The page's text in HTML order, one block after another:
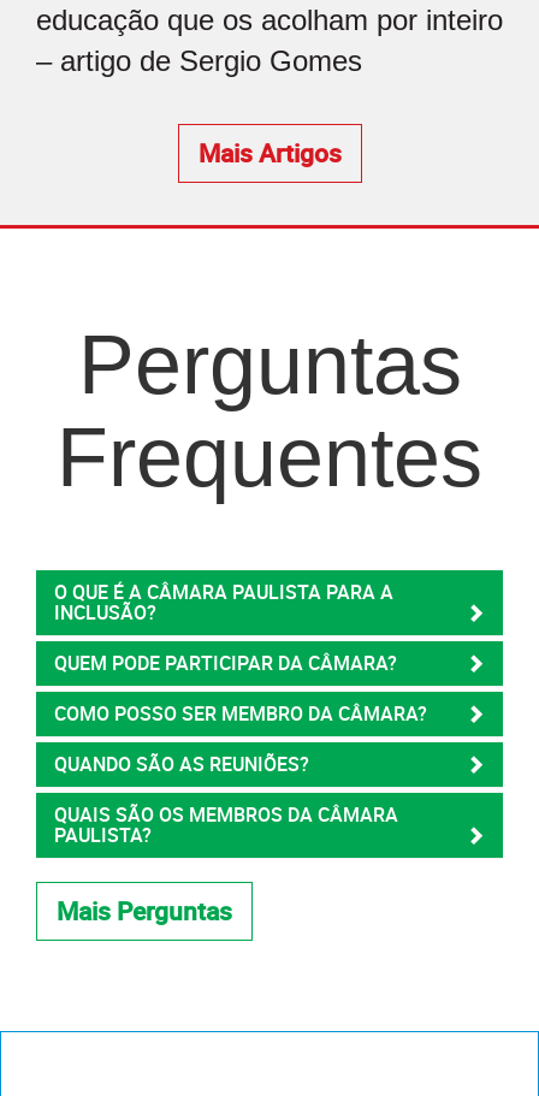
educação que os acolham por inteiro
– artigo de Sergio Gomes
Mais Artigos
Perguntas
Frequentes
O QUE É A CÂMARA PAULISTA PARA A
INCLUSÃO?
QUEM PODE PARTICIPAR DA CÂMARA?
COMO POSSO SER MEMBRO DA CÂMARA?
QUANDO SÃO AS REUNIÕES?
QUAIS SÃO OS MEMBROS DA CÂMARA
PAULISTA?
Mais Perguntas